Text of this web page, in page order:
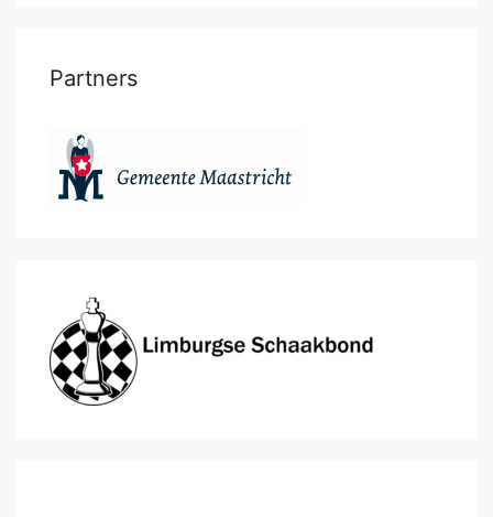
Partners